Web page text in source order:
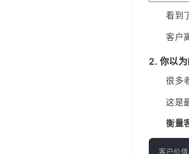
看到
客户
2. 你以
很多
这是
衡量